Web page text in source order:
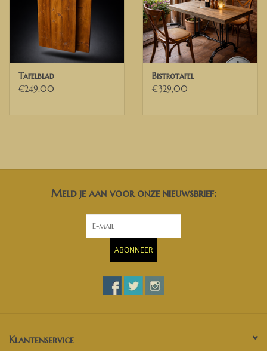
Tafelblad
€249,00
Bistrotafel
€329,00
Meld je aan voor onze nieuwsbrief:
ABONNEER
Klantenservice